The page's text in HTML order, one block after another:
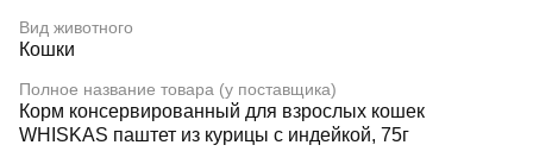
Вид животного
Кошки
Полное название товара (у поставщика)
Корм консервированный для взрослых кошек
WHISKAS паштет из курицы с индейкой, 75г